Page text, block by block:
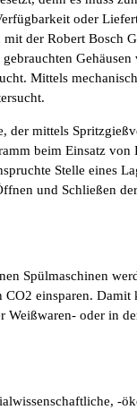
oder
der Robert Bosch
Mittels
mittels
beim Einsatz
Stelle eines
und Schließen
Spülmaschinen
einsparen.
oder in